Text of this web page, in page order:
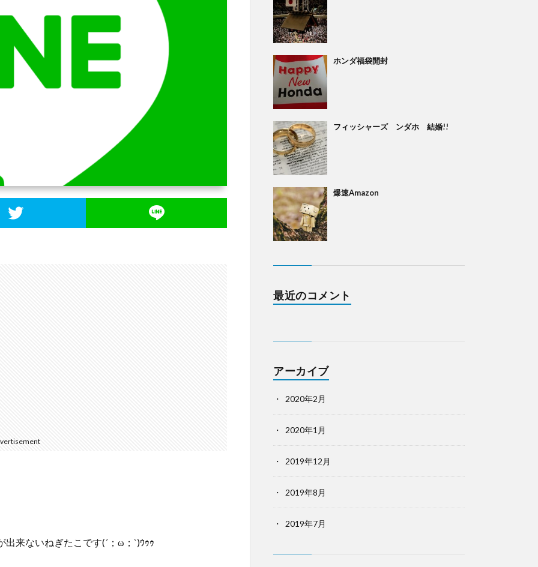
来ないねぎたこです(´；ω；`)ｳｩｩ
ホンダ福袋開封
フィッシャーズ ンダホ 結婚!!
爆速Amazon
最近のコメント
アーカイブ
2020年2月
2020年1月
2019年12月
2019年8月
2019年7月